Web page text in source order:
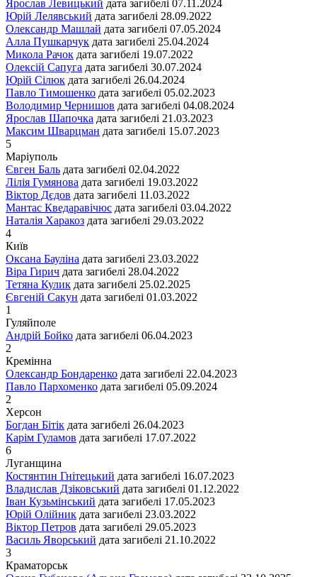
Ярослав Левицький дата загибелі 07.11.2024
Юрій Лелявський дата загибелі 28.09.2022
Олександр Машлай дата загибелі 07.05.2024
Алла Пушкарчук дата загибелі 25.04.2024
Микола Рачок дата загибелі 19.07.2022
Олексій Сапуга дата загибелі 30.07.2024
Юрій Сілюк дата загибелі 26.04.2024
Павло Тимошенко дата загибелі 05.02.2023
Володимир Чернишов дата загибелі 04.08.2024
Ярослав Шапочка дата загибелі 21.03.2023
Максим Шварцман дата загибелі 15.07.2023
5
Маріуполь
Євген Баль дата загибелі 02.04.2022
Лілія Гумянова дата загибелі 19.03.2022
Віктор Дєдов дата загибелі 11.03.2022
Мантас Кведаравічюс дата загибелі 03.04.2022
Наталія Харакоз дата загибелі 29.03.2022
4
Київ
Оксана Бауліна дата загибелі 23.03.2022
Віра Гирич дата загибелі 28.04.2022
Тетяна Кулик дата загибелі 25.02.2025
Євгеній Сакун дата загибелі 01.03.2022
1
Гуляйполе
Андрій Бойко дата загибелі 06.04.2023
2
Кремінна
Олександр Бондаренко дата загибелі 22.04.2023
Павло Пархоменко дата загибелі 05.09.2024
2
Херсон
Богдан Бітік дата загибелі 26.04.2023
Карім Гуламов дата загибелі 17.07.2022
6
Луганщина
Костянтин Гнітецький дата загибелі 16.07.2023
Владислав Дзіковський дата загибелі 01.12.2022
Іван Кузьмінський дата загибелі 17.05.2023
Юрій Олійник дата загибелі 23.03.2022
Віктор Петров дата загибелі 29.05.2023
Василь Яворський дата загибелі 21.10.2022
3
Краматорськ